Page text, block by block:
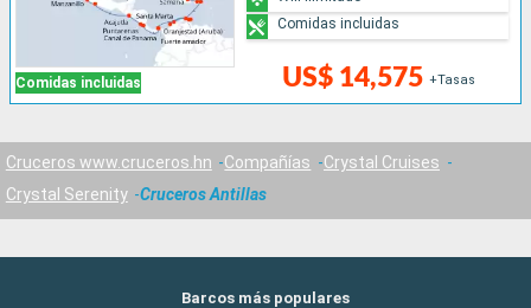
Comidas incluidas US$ 14,575 +Tasas
Comidas incluidas
Cruceros www.cruceros.hn Compañías
Crystal Cruises
Crystal Serenity
Cruceros Antillas
Barcos más populares